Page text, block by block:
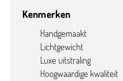
Kenmerken
Handgemaakt
Lichtgewicht
Luxe uitstraling
Hoogwaardige kwaliteit